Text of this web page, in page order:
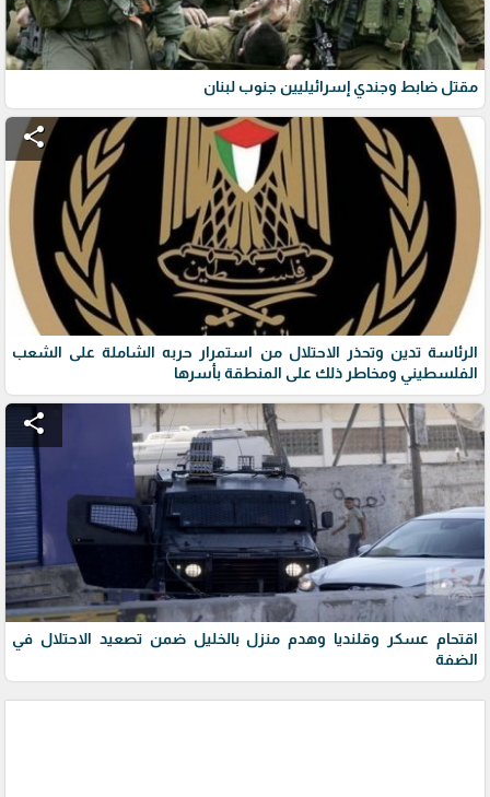
مقتل ضابط وجندي إسرائيليين جنوب لبنان
share
الرئاسة تدين وتحذر الاحتلال من استمرار حربه الشاملة على الشعب
الفلسطيني ومخاطر ذلك على المنطقة بأسرها
share
اقتحام عسكر وقلنديا وهدم منزل بالخليل ضمن تصعيد الاحتلال في
الضفة